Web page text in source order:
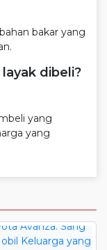
bakar yang
dibeli?
yang
yang